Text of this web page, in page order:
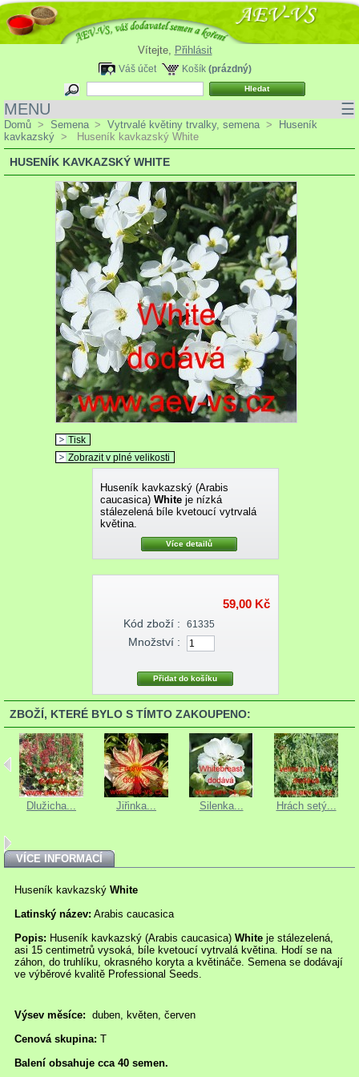
Vítejte, Přihlásit
Košík (prázdný)
Váš účet
MENU ☰
Domů > Semena > Vytrvalé květiny trvalky, semena >
Huseník
kavkazský > Huseník kavkazský White
HUSENÍK KAVKAZSKÝ WHITE
Tisk
Zobrazit v plné velikosti
Huseník kavkazský (Arabis
caucasica) Whiteje nízká
stálezelená bíle kvetoucí vytrvalá
květina.
Více detailů
59,00 Kč
Kód zboží : 61335
Množství :
ZBOŽÍ, KTERÉ BYLO S TÍMTO ZAKOUPENO:
Dlužicha... Jiřinka... Silenka... Hrách setý...
VÍCE INFORMACÍ
Huseník kavkazský White
Latinský název: Arabis caucasica
Popis: Huseník kavkazský (Arabis caucasica) White je stálezelená,
asi 15 centimetrů vysoká, bíle kvetoucí vytrvalá květina. Hodí se na
záhon, do truhlíku, okrasného koryta a květináče. Semena se dodávají
ve výběrové kvalitě Professional Seeds.
Výsev měsíce: duben, květen, červen
Cenová skupina: T
Balení obsahuje cca 40 semen.